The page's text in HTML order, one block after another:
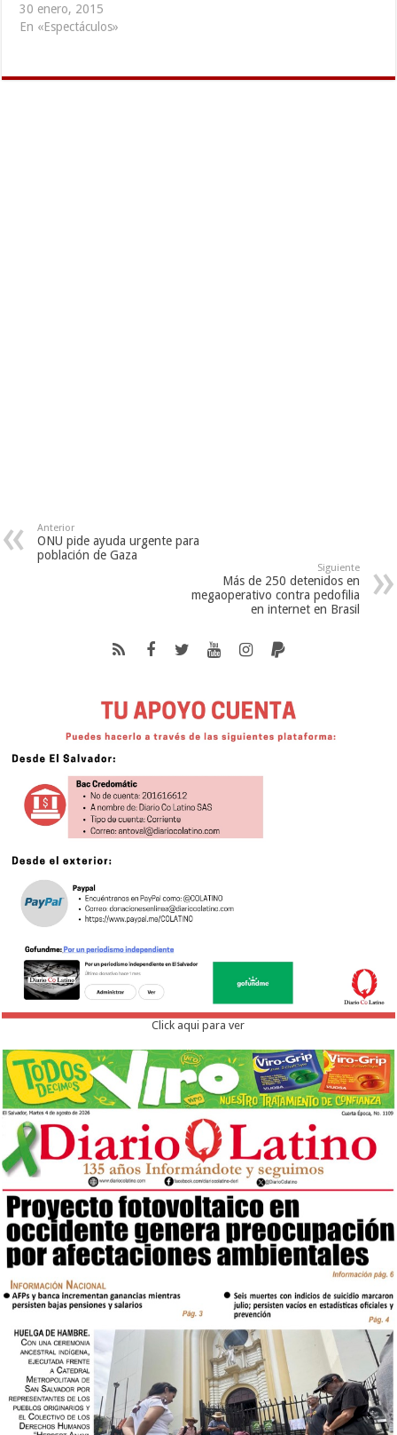
30 enero, 2015
En «Espectáculos»
Anterior
ONU pide ayuda urgente para
población de Gaza
Siguiente
Más de 250 detenidos en
megaoperativo contra pedofilia
en internet en Brasil
Click aqui para ver